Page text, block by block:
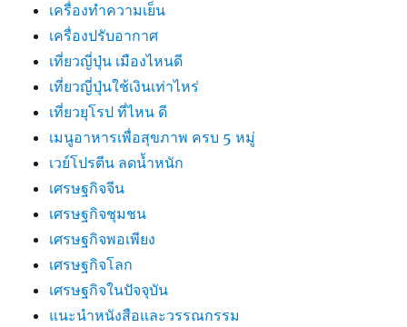
เครื่องทำความเย็น
เครื่องปรับอากาศ
เที่ยวญี่ปุ่น เมืองไหนดี
เที่ยวญี่ปุ่นใช้เงินเท่าไหร่
เที่ยวยุโรป ที่ไหน ดี
เมนูอาหารเพื่อสุขภาพ ครบ 5 หมู่
เวย์โปรตีน ลดน้ำหนัก
เศรษฐกิจจีน
เศรษฐกิจชุมชน
เศรษฐกิจพอเพียง
เศรษฐกิจโลก
เศรษฐกิจในปัจจุบัน
แนะนำหนังสือและวรรณกรรม